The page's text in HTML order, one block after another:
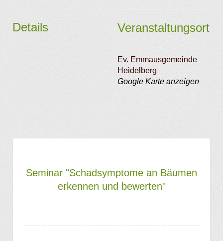
Details Veranstaltungsort
Ev. Emmausgemeinde
Heidelberg
Google Karte anzeigen
Seminar "Schadsymptome an Bäumen
erkennen und bewerten"